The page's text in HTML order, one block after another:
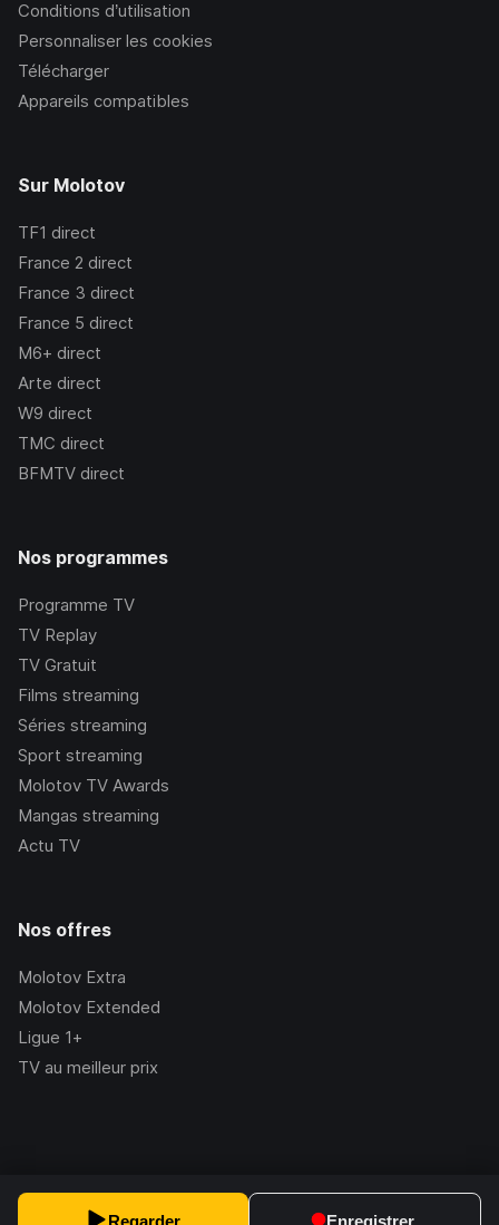
Regarder Enregistrer
Conditions d’utilisation
Personnaliser les cookies
Télécharger
Appareils compatibles
Sur Molotov
TF1 direct
France 2 direct
France 3 direct
France 5 direct
M6+ direct
Arte direct
W9 direct
TMC direct
BFMTV direct
Nos programmes
Programme TV
TV Replay
TV Gratuit
Films streaming
Séries streaming
Sport streaming
Molotov TV Awards
Mangas streaming
Actu TV
Nos offres
Molotov Extra
Molotov Extended
Ligue 1+
TV au meilleur prix
2.228.1